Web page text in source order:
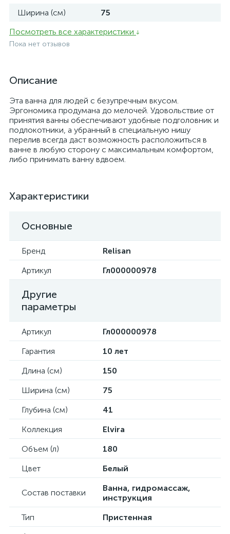
Ширина (см)
75
Посмотреть все характеристики
Пока нет отзывов
Описание
Эта ванна для людей с безупречным вкусом.
Эргономика продумана до мелочей. Удовольствие от
принятия ванны обеспечивают удобные подголовник и
подлокотники, а убранный в специальную нишу
перелив всегда даст возможность расположиться в
ванне в любую сторону с максимальным комфортом,
либо принимать ванну вдвоем.
Характеристики
Основные
Бренд
Relisan
Артикул
Гл000000978
Другие
параметры
Артикул
Гл000000978
Гарантия
10 лет
Длина (см)
150
Ширина (см)
75
Глубина (см)
41
Коллекция
Elvira
Объем (л)
180
Цвет
Белый
Состав поставки
Ванна, гидромассаж,
инструкция
Тип
Пристенная